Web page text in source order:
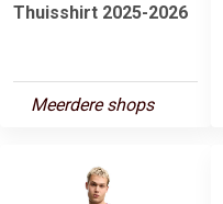
Thuisshirt 2025-2026
Meerdere shops